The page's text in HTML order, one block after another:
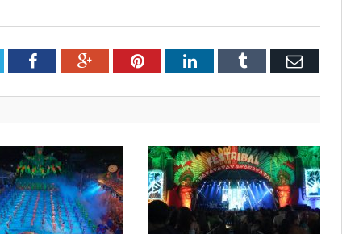
FacebookGoogle+PinterestLinkedInTumblr Email